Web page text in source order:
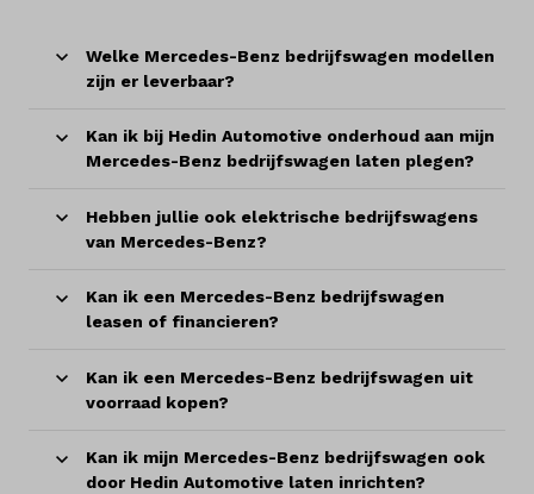
Welke Mercedes-Benz bedrijfswagen modellen
zijn er leverbaar?
Kan ik bij Hedin Automotive onderhoud aan mijn
Mercedes-Benz bedrijfswagen laten plegen?
Hebben jullie ook elektrische bedrijfswagens
van Mercedes-Benz?
Kan ik een Mercedes-Benz bedrijfswagen
leasen of financieren?
Kan ik een Mercedes-Benz bedrijfswagen uit
voorraad kopen?
Kan ik mijn Mercedes-Benz bedrijfswagen ook
door Hedin Automotive laten inrichten?